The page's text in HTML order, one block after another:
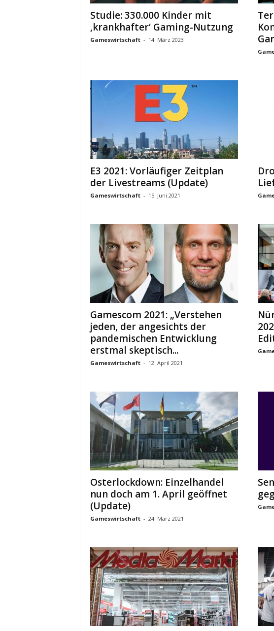
Studie: 330.000 Kinder mit
‚krankhafter‘ Gaming-Nutzung
Gameswirtschaft - 14. März 2023
E3 2021: Vorläufiger Zeitplan
der Livestreams (Update)
Gameswirtschaft - 15. Juni 2021
Gamescom 2021: „Verstehen
jeden, der angesichts der
pandemischen Entwicklung
erstmal skeptisch...
Gameswirtschaft - 12. April 2021
Osterlockdown: Einzelhandel
nun doch am 1. April geöffnet
(Update)
Gameswirtschaft - 24. März 2021